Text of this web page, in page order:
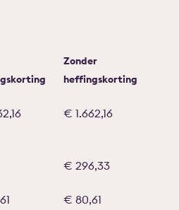
Zonder
heffingskorting
€ 1.662,16
€ 296,33
€ 80,61